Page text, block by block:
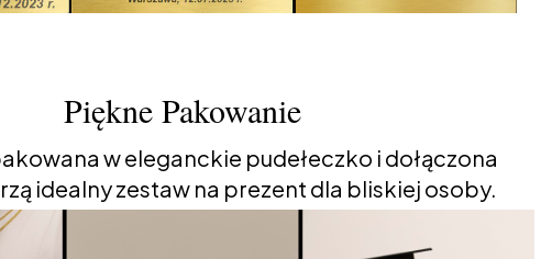
Piękne Pakowanie
w eleganckie pudełeczko i dołączona
idealny zestaw na prezent dla bliskiej osoby.